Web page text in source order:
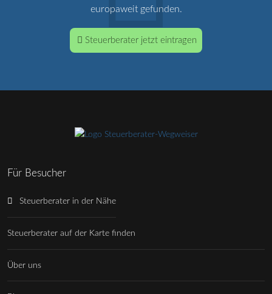
europaweit gefunden.
Steuerberater jetzt eintragen
Für Besucher
Steuerberater in der Nähe
Steuerberater auf der Karte finden
Über uns